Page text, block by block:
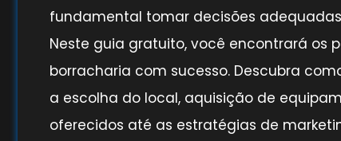
fundamental tomar decisões
Neste guia gratuito, você encontrará os
borracharia com sucesso. Descubra
a escolha do local, aquisição de
oferecidos até as estratégias de